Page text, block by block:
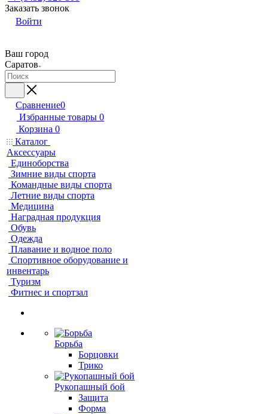
Заказать звонок
Войти
Ваш город
Саратов
Сравнение0
Избранные товары 0
Корзина 0
Каталог
Аксессуары
Единоборства
Зимние виды спорта
Командные виды спорта
Летние виды спорта
Медицина
Наградная продукция
Обувь
Одежда
Плавание и водное поло
Спортивное оборудование и
инвентарь
Туризм
Фитнес и спортзал
Борьба
Борцовки
Трико
Рукопашный бой
Защита
Форма